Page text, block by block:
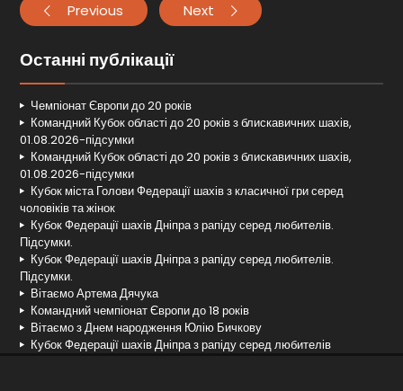
Previous Next
Останні публікації
Чемпіонат Європи до 20 років
Командний Кубок області до 20 років з блискавичних шахів,
01.08.2026-підсумки
Командний Кубок області до 20 років з блискавичних шахів,
01.08.2026-підсумки
Кубок міста Голови Федерації шахів з класичної гри серед
чоловіків та жінок
Кубок Федерації шахів Дніпра з рапіду серед любителів.
Підсумки.
Кубок Федерації шахів Дніпра з рапіду серед любителів.
Підсумки.
Вітаємо Артема Дячука
Командний чемпіонат Європи до 18 років
Вітаємо з Днем народження Юлію Бичкову
Кубок Федерації шахів Дніпра з рапіду серед любителів